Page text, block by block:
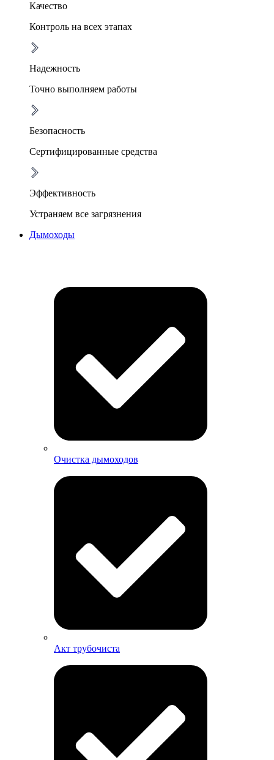
Качество
Контроль на всех этапах
Надежность
Точно выполняем работы
Безопасность
Сертифицированные средства
Эффективность
Устраняем все загрязнения
Дымоходы
Очистка дымоходов
Акт трубочиста